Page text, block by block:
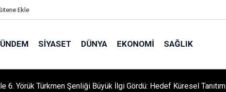
Ekle
SIYASET DÜNYA EKONOMI SAĞLIK
6. Yörük Türkmen Şenliği Büyük İlgi Gördü: Hedef Küresel Tanıtım